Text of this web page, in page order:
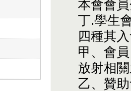
本會會
丁.學生
四種其
甲、會
放射相
乙、贊